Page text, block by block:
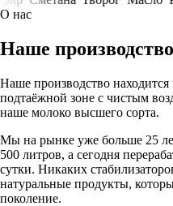
О нас
Наше производство
Наше производство
подтаёжной зоне с чистым
наше молоко высшего сорта.
Мы на рынке уже больше 25
500 литров, а сегодня
сутки. Никаких
натуральные продукты,
поколение.